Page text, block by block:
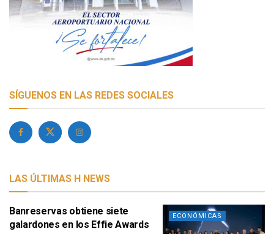
SÍGUENOS EN LAS REDES SOCIALES
LAS ÚLTIMAS H NEWS
ECONÓMICAS
Banreservas obtiene siete
galardones en los Effie Awards